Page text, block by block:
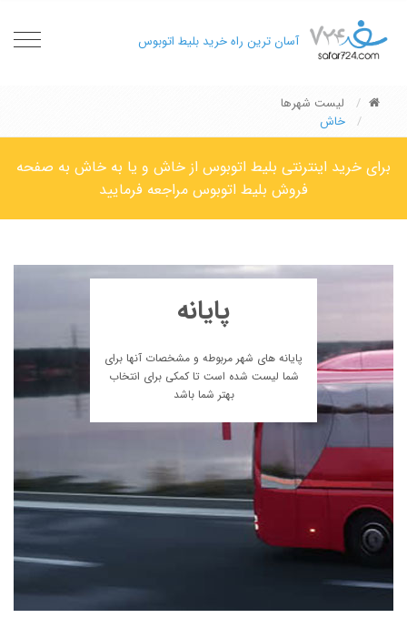
آسان ترین راه خرید بلیط اتوبوس
لیست شهرها
خاش
برای خرید اینترنتی بلیط اتوبوس از خاش و یا به خاش به صفحه
فروش بلیط اتوبوس مراجعه فرمایید
پایانه
پایانه های شهر مربوطه و مشخصات آنها برای
شما لیست شده است تا کمکی برای انتخاب
بهتر شما باشد